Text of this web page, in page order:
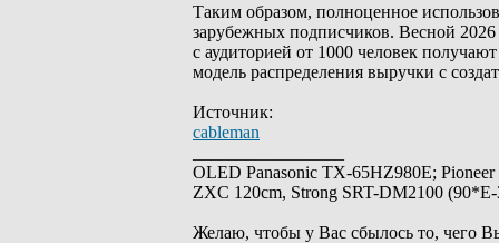
Таким образом, полноценное
зарубежных подписчиков. Весной
с аудиторией от 1000 человек
модель распределения выручки с
Источник:
cableman
OLED Panasonic TX-65HZ980E;
ZXC 120cm, Strong SRT-DM2100
Желаю, чтобы у Вас сбылось то, чего